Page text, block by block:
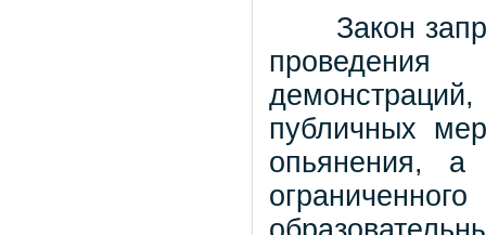
Закон
публичных
опьянения, а